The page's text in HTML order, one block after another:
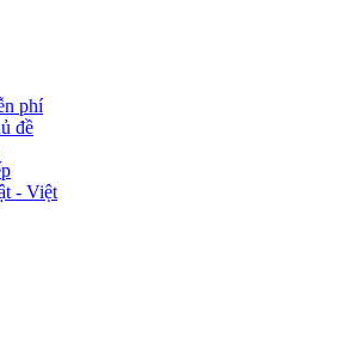
phí
đề
- Việt